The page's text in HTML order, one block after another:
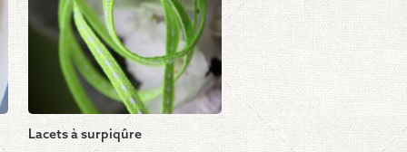
Lacets à surpiqûre